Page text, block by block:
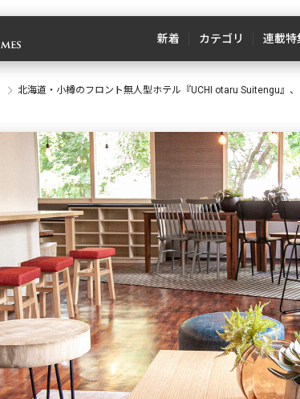
新着 カテゴリ 連載特
北海道・小樽のフロント無人型ホテル『UCHI otaru Suitengu』